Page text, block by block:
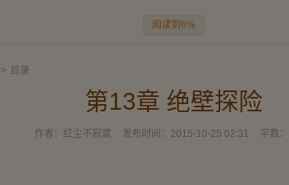
阅读到6%
> 目录
第13章 绝壁探险
作者： 红尘不寂寞 发布时间： 2015-10-25 02:31 字数：